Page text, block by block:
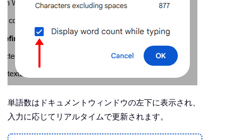
単語数はドキュメントウィンドウの左下に表示され、
入力に応じてリアルタイムで更新されます。